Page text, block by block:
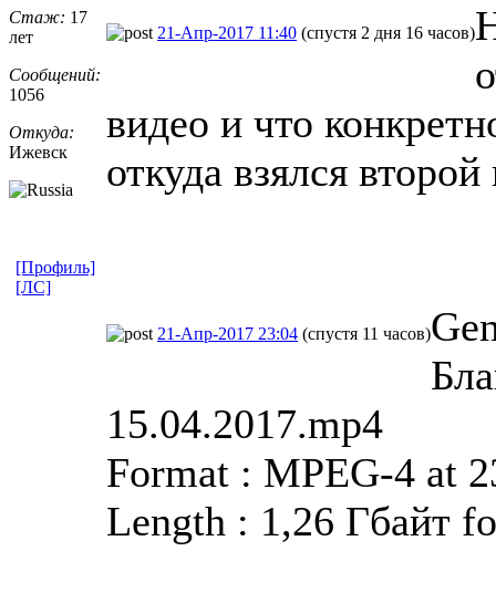
Стаж: 17
лет
Сообщений:
1056
Откуда:
Ижевск
21-Апр-2017 11:40 (спустя 2 дня 16 часов)
видео и что
откуда взялся второй
[Профиль]
[ЛС]
21-Апр-2017 23:04 (спустя 11 часов)
15.04.2017.mp4
Format : MPEG-4 at
Length : 1,26 Гбайт